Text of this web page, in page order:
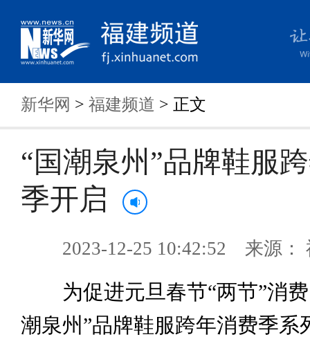
新华网 > 福建频道 > 正文
“国潮泉州”品牌鞋服
季开启
2023-12-25 10:42:52 来源：
为促进元旦春节“两节”消费
潮泉州”品牌鞋服跨年消费季系